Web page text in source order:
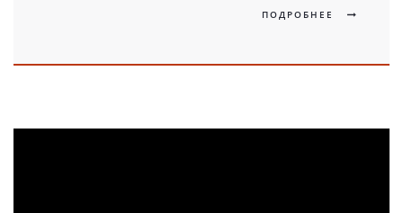
ПОДРОБНЕЕ